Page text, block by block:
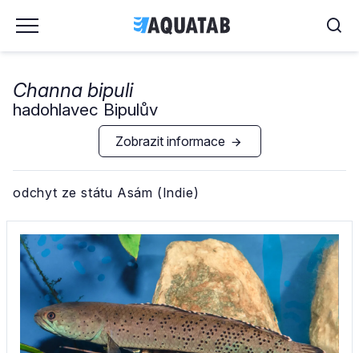
Channa bipuli
hadohlavec Bipulův
Zobrazit informace
odchyt ze státu Asám (Indie)